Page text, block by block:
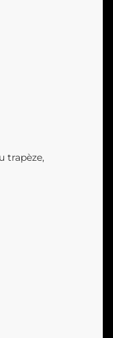
trapèze,